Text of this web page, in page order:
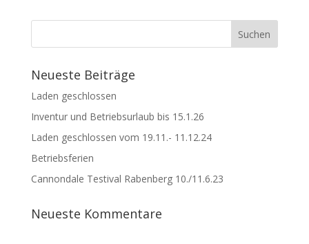
Neueste Beiträge
Laden geschlossen
Inventur und Betriebsurlaub bis 15.1.26
Laden geschlossen vom 19.11.- 11.12.24
Betriebsferien
Cannondale Testival Rabenberg 10./11.6.23
Neueste Kommentare